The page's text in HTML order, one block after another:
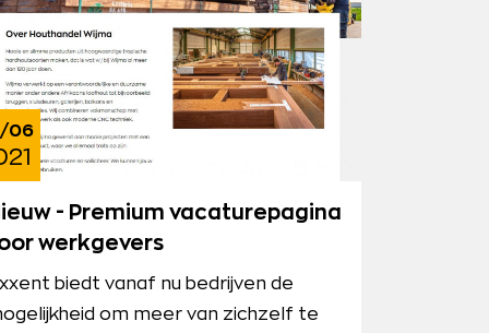
06
- Premium vacaturepagina
werkgevers
biedt vanaf nu bedrijven de
om meer van zichzelf te